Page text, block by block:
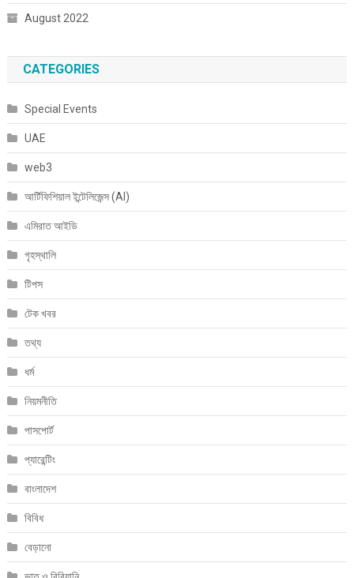
August 2022
CATEGORIES
Special Events
UAE
web3
আর্টিফিশিয়াল ইন্টেলিজেন্স (AI)
এমিরাত আইডি
গৃহস্থালি
টিপস
টেক খবর
তথ্য
ধর্ম
নিয়মনীতি
পাসপোর্ট
প্যারেন্টিং
বাংলাদেশ
বিবিধ
বেড়ানো